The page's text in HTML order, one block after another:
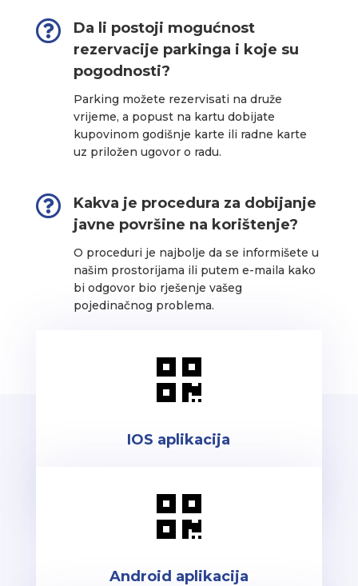

Da li postoji mogućnost
rezervacije parkinga i koje su
pogodnosti?
Parking možete rezervisati na druže
vrijeme, a popust na kartu dobijate
kupovinom godišnje karte ili radne karte
uz priložen ugovor o radu.

Kakva je procedura za dobijanje
javne površine na korištenje?
O proceduri je najbolje da se informišete u
našim prostorijama ili putem e-maila kako
bi odgovor bio rješenje vašeg
pojedinačnog problema.

IOS aplikacija

Android aplikacija